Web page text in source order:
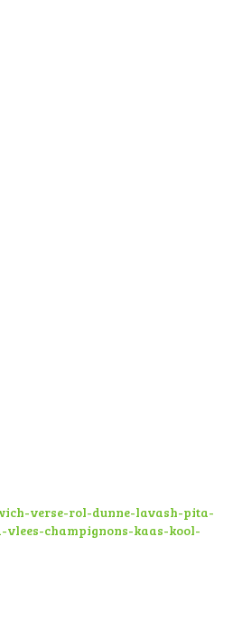
verse-rol-dunne-lavash-pita-
champignons-kaas-kool-